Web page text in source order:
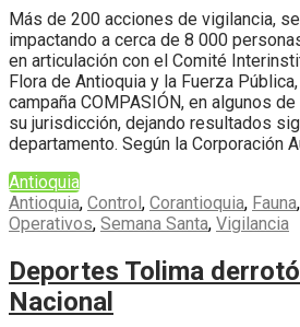
Más de 200 acciones de vigilancia,
impactando a cerca de 8 000
en articulación con el Comité
Flora de Antioquia y la Fuerza
campaña COMPASIÓN, en algunos
su jurisdicción, dejando resultados
departamento. Según la Corporación
Antioquia
Antioquia, Control , Corantioquia, Fauna,
Operativos, Semana Santa, Vigilancia
Deportes Tolima
Nacional